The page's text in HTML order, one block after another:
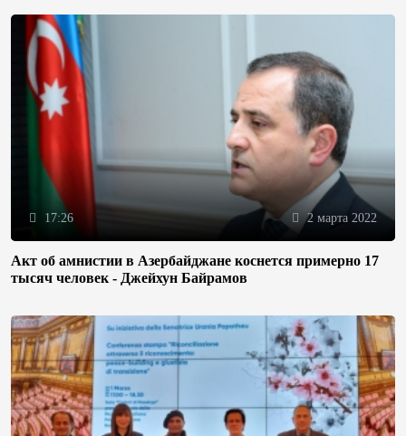
17:26 2 марта 2022
Акт об амнистии в Азербайджане коснется примерно 17
тысяч человек - Джейхун Байрамов